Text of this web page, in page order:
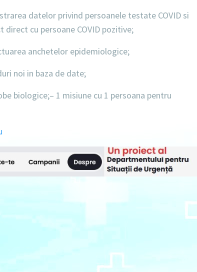
datelor privind persoanele testate COVID si
cu persoane COVID pozitive;
anchetelor epidemiologice;
noi in baza de date;
biologice;– 1 misiune cu 1 persoana pentru